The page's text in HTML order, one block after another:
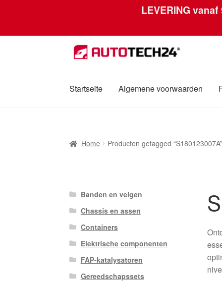
LEVERING vanaf
Ga
door
navigatie
Ga
naar
inhoud
Startseite Algemene voorwaarden
Over ons PrivacybeleidWereldwijde
Home Producten getagged “S180123007A”
Banden en velgen
Chassis en assen
Containers
Elektrische componenten
FAP-katalysatoren
Gereedschapssets